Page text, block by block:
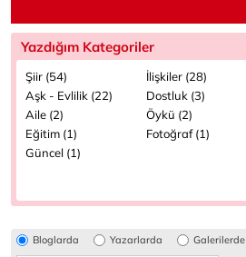
Yazdığım Kategoriler
Şiir (54)
İlişkiler (28)
Aşk - Evlilik (22)
Dostluk (3)
Aile (2)
Öykü (2)
Eğitim (1)
Fotoğraf (1)
Güncel (1)
Bloglarda Yazarlarda Galerilerde